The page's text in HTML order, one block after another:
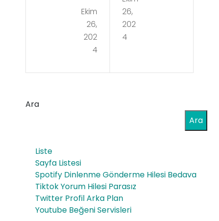
a
Ani
ver
4s
Gift
Pac
Ekim
26,
202
4
ubl
e
aps
Aro
mal
ı
26,
202
4
Ara
Ara
Liste
Sayfa Listesi
Spotify Dinlenme Gönderme Hilesi Bedava
Tiktok Yorum Hilesi Parasız
Twitter Profil Arka Plan
Youtube Beğeni Servisleri